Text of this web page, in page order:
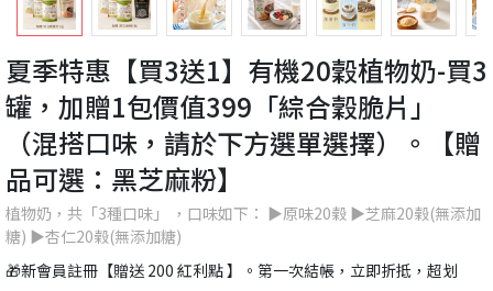
夏季特惠【買3送1】有機20穀植物奶-買3
罐，加贈1包價值399「綜合穀脆片」
（混搭口味，請於下方選單選擇）。【贈
品可選：黑芝麻粉】
植物奶，共「3種口味」 ，口味如下： ▶︎原味20榖 ▶︎芝麻20榖(無添加
糖) ▶︎杏仁20榖(無添加糖)
🎁新會員註冊【贈送 200 紅利點 】。第一次結帳，立即折抵，超划